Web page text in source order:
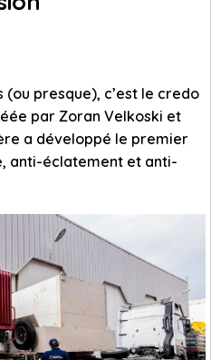
(ou presque), c’est le credo
par Zoran Velkoski et
a développé le premier
anti-éclatement et anti-